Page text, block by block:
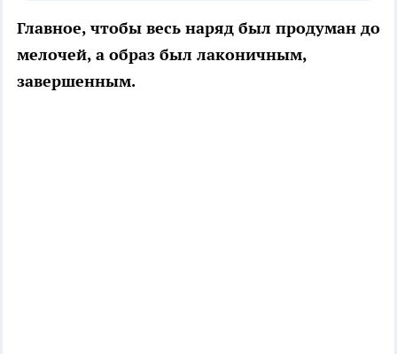
Главное, чтобы весь наряд был продуман до
мелочей, а образ был лаконичным,
завершенным.